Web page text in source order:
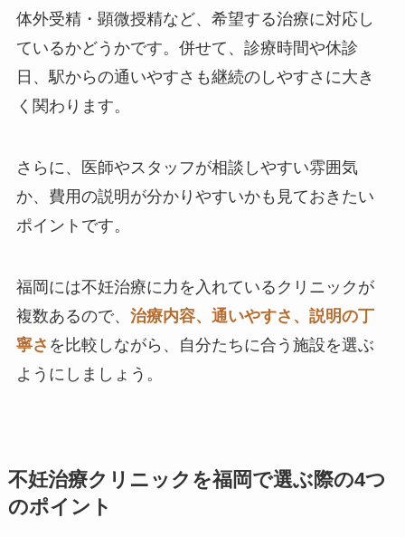
体外受精・顕微授精など、希望する治療に対応し
ているかどうかです。併せて、診療時間や休診
日、駅からの通いやすさも継続のしやすさに大き
く関わります。
さらに、医師やスタッフが相談しやすい雰囲気
か、費用の説明が分かりやすいかも見ておきたい
ポイントです。
福岡には不妊治療に力を入れているクリニックが
複数あるので、 治療内容、通いやすさ、説明の丁
寧さ を比較しながら、自分たちに合う施設を選ぶ
ようにしましょう。
不妊治療クリニックを福岡で選ぶ際の4つ
のポイント